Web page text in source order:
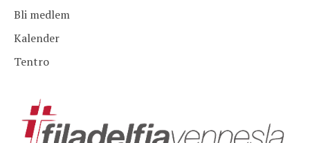
Bli medlem
Kalender
Tentro